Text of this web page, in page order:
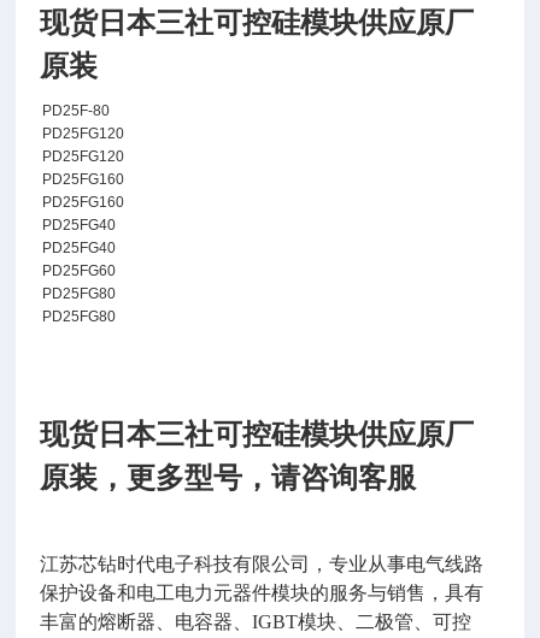
现货日本三社可控硅模块供应原厂
原装
PD25F-80
PD25FG120
PD25FG120
PD25FG160
PD25FG160
PD25FG40
PD25FG40
PD25FG60
PD25FG80
PD25FG80
现货日本三社可控硅模块供应原厂
原装，更多型号，请咨询客服
江苏芯钻时代电子科技有限公司，专业从事电气线路
保护设备和电工电力元器件模块的服务与销售，具有
丰富的熔断器、电容器、IGBT模块、二极管、可控